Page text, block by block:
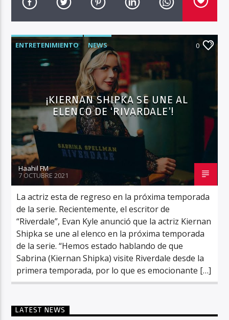
INFORMATIVO TURQUESA – 1RA EMISIÓN
6:30 AM 8:30 AM
Haahil FM
ENTRETENIMIENTO NEWS 0
¡KIERNAN SHIPKA SE UNE AL
ELENCO DE ‘RIVARDALE’!
Haahil FM
7 OCTUBRE 2021
La actriz esta de regreso en la próxima temporada
de la serie. Recientemente, el escritor de
“Riverdale”, Evan Kyle anunció que la actriz Kiernan
Shipka se une al elenco en la próxima temporada
de la serie. “Hemos estado hablando de que
Sabrina (Kiernan Shipka) visite Riverdale desde la
primera temporada, por lo que es emocionante […]
LATEST NEWS